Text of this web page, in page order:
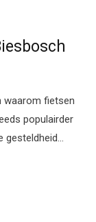
waarom fietsen
populairder
gesteldheid…